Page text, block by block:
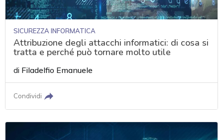
SICUREZZA INFORMATICA
Attribuzione degli attacchi informatici: di cosa si
tratta e perché può tornare molto utile
di Filadelfio Emanuele
Condividi